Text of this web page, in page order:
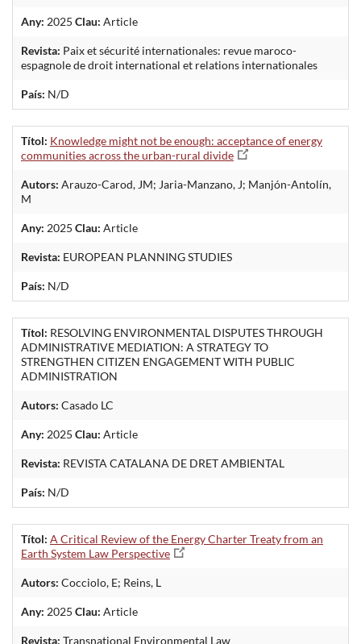
Any: 2025 Clau: Article
Revista: Paix et sécurité internationales: revue maroco-
espagnole de droit international et relations internationales
País: N/D
Títol: Knowledge might not be enough: acceptance of energy
communities across the urban-rural divide
Autors: Arauzo-Carod, JM; Jaria-Manzano, J; Manjón-Antolín,
M
Any: 2025 Clau: Article
Revista: EUROPEAN PLANNING STUDIES
País: N/D
Títol: RESOLVING ENVIRONMENTAL DISPUTES THROUGH
ADMINISTRATIVE MEDIATION: A STRATEGY TO
STRENGTHEN CITIZEN ENGAGEMENT WITH PUBLIC
ADMINISTRATION
Autors: Casado LC
Any: 2025 Clau: Article
Revista: REVISTA CATALANA DE DRET AMBIENTAL
País: N/D
Títol: A Critical Review of the Energy Charter Treaty from an
Earth System Law Perspective
Autors: Cocciolo, E; Reins, L
Any: 2025 Clau: Article
Revista: Transnational Environmental Law